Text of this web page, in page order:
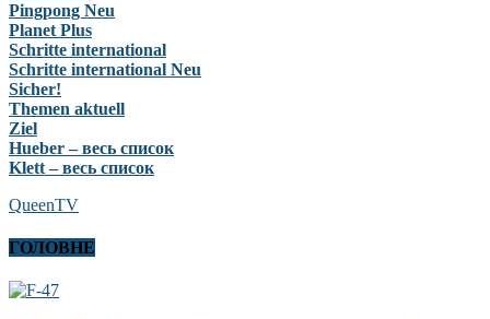
Pingpong Neu
Planet Plus
Schritte international
Schritte international Neu
Sicher!
Themen aktuell
Ziel
Hueber – весь список
Klett – весь список
QueenTV
ГОЛОВНЕ